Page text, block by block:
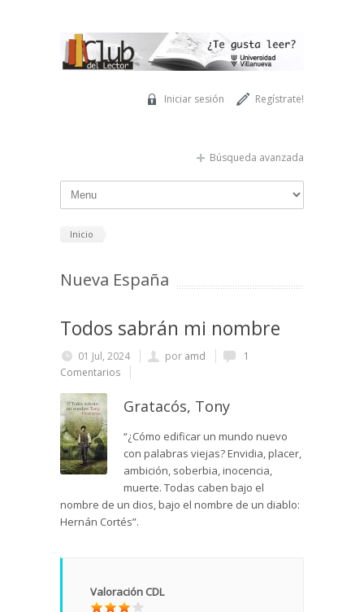
Regístrate!
Iniciar sesión
Búsqueda avanzada
Inicio
Nueva España
Todos sabrán mi nombre
01 Jul, 2024 por amd
1
Comentarios
Gratacós, Tony
“¿Cómo edificar un mundo nuevo
con palabras viejas? Envidia, placer,
ambición, soberbia, inocencia,
muerte. Todas caben bajo el
nombre de un dios, bajo el nombre de un diablo:
Hernán Cortés”.
Valoración CDL